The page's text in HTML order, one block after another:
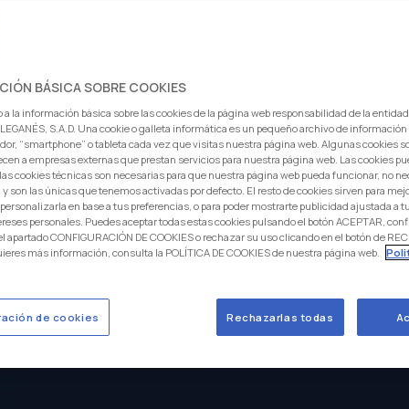
FEMENINO
Y CRECE EN MADRID
PARA EL SALTO AL FÚTBOL
REGÍSTRATE AHORA
BÁSICA SOBRE COOKIES
a la información básica sobre las cookies de la página web responsabilidad de la
LEGANÉS, S.A.D. Una cookie o galleta informática es un pequeño archivo de
“smartphone” o tableta cada vez que visitas nuestra página web. Algunas cookies
a empresas externas que prestan servicios para nuestra página web. Las cookies
cookies técnicas son necesarias para que nuestra página web pueda funcionar, no
son las únicas que tenemos activadas por defecto. El resto de cookies sirven para
en base a tus preferencias, o para poder mostrarte publicidad ajustada a
personales. Puedes aceptar todas estas cookies pulsando el botón ACEPTAR,
apartado CONFIGURACIÓN DE COOKIES o rechazar su uso clicando en el botón de
más información, consulta la POLÍTICA DE COOKIES de nuestra página web.
Rechazarlas todas
de cookies